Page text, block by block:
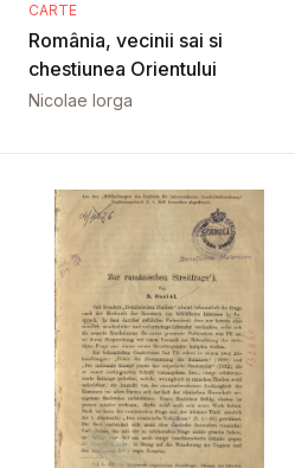
CARTE
România, vecinii sai si
chestiunea Orientului
Nicolae Iorga